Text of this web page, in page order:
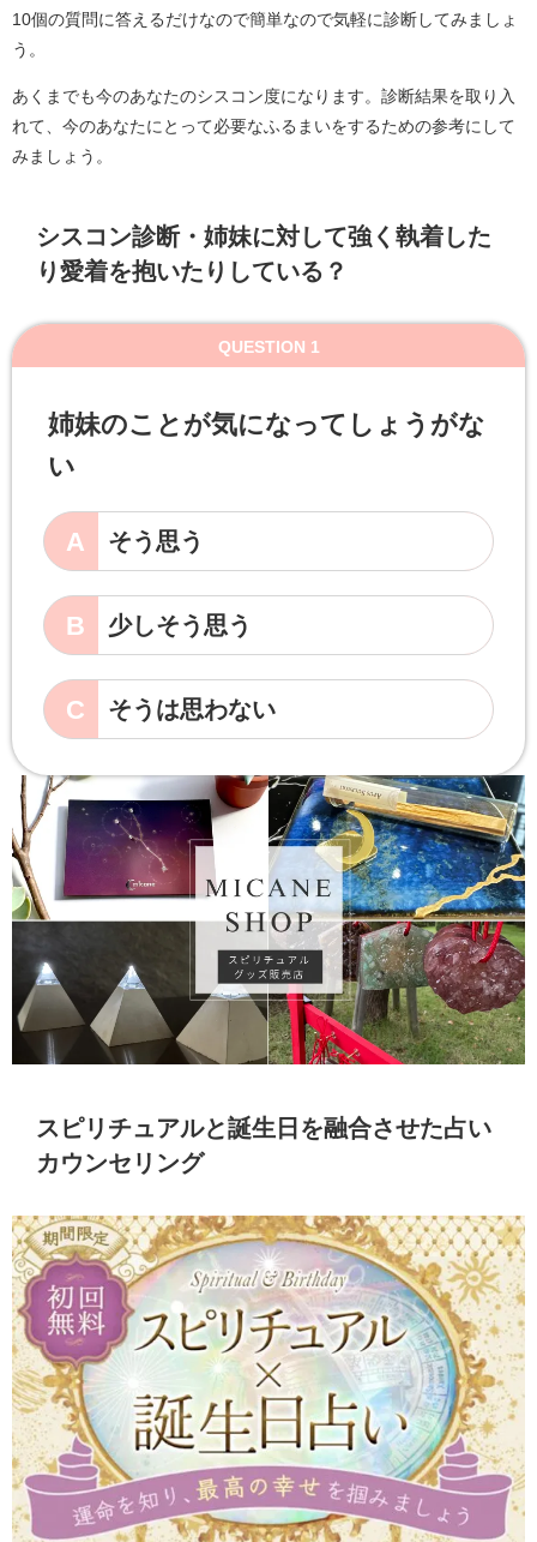
10個の質問に答えるだけなので簡単なので気軽に診断してみましょ
う。
あくまでも今のあなたのシスコン度になります。診断結果を取り入
れて、今のあなたにとって必要なふるまいをするための参考にして
みましょう。
シスコン診断・姉妹に対して強く執着した
り愛着を抱いたりしている？
QUESTION 1
姉妹のことが気になってしょうがな
い
そう思う
A
少しそう思う
B
そうは思わない
C
スピリチュアルと誕生日を融合させた占い
カウンセリング